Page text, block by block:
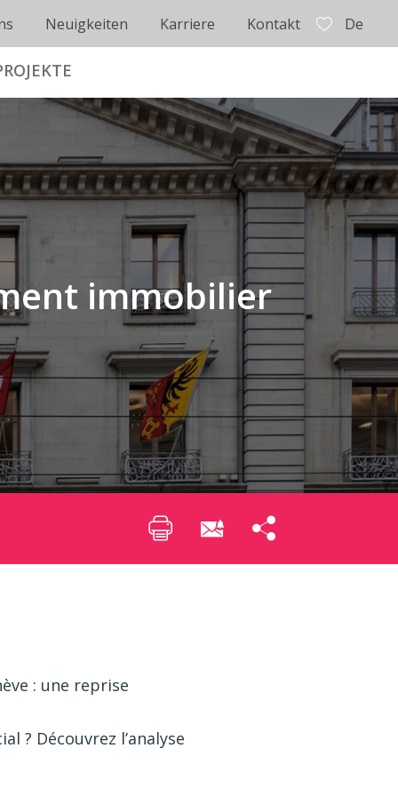
Neuigkeiten Karriere Kontakt De
immobilier
: une reprise
? Découvrez l’analyse